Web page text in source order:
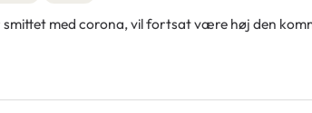
smittet med corona, vil fortsat være høj den